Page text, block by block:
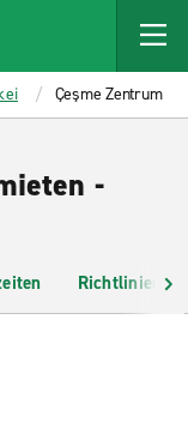
Çeşme Zentrum
-
Richtlinien